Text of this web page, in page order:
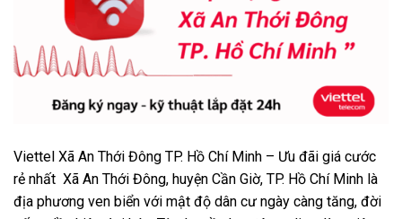
Viettel Xã An Thới Đông TP. Hồ Chí Minh – Ưu đãi giá cước
rẻ nhất Xã An Thới Đông, huyện Cần Giờ, TP. Hồ Chí Minh là
địa phương ven biển với mật độ dân cư ngày càng tăng, đời